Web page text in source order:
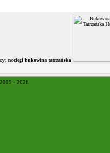
- 2026
noclegi bukowina tatrzańska